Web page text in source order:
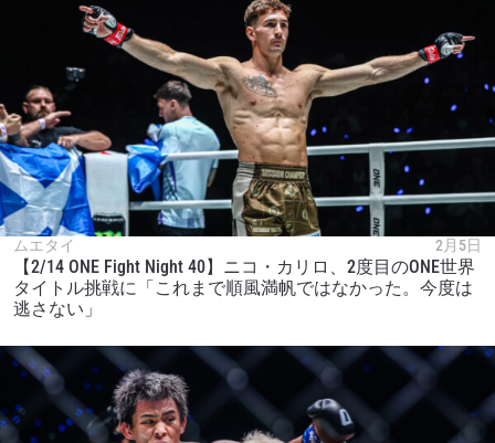
ムエタイ 2月5日
【2/14 ONE Fight Night 40】ニコ・カリロ、2度目のONE世界
タイトル挑戦に「これまで順風満帆ではなかった。今度は
逃さない」